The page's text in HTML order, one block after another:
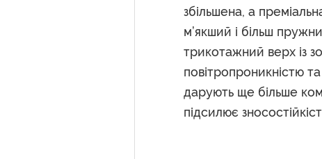
збільшена, а
м’якший і більш
трикотажний верх із
повітропроникністю
дарують ще більше
підсилює